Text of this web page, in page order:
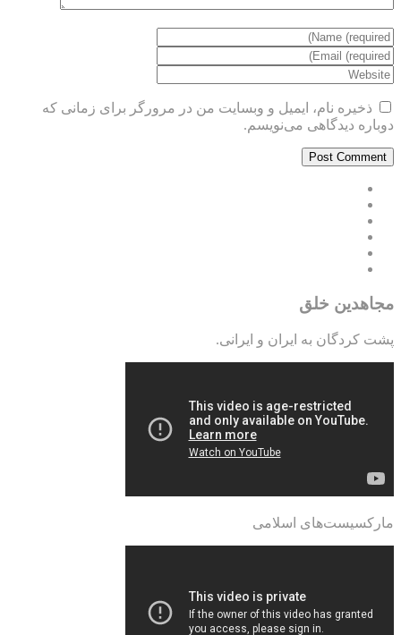
ذخیره نام، ایمیل و وبسایت من در مرورگر برای زمانی که
دوباره دیدگاهی می‌نویسم.
مجاهدین خلق
پشت کردگان به ایران و ایرانی.
مارکسیست‌های اسلامی